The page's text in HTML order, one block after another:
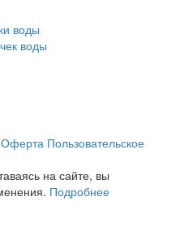
воды
воды
Оферта Пользовательское
на сайте, вы
Подробнее